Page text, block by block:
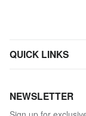
QUICK LINKS
NEWSLETTER